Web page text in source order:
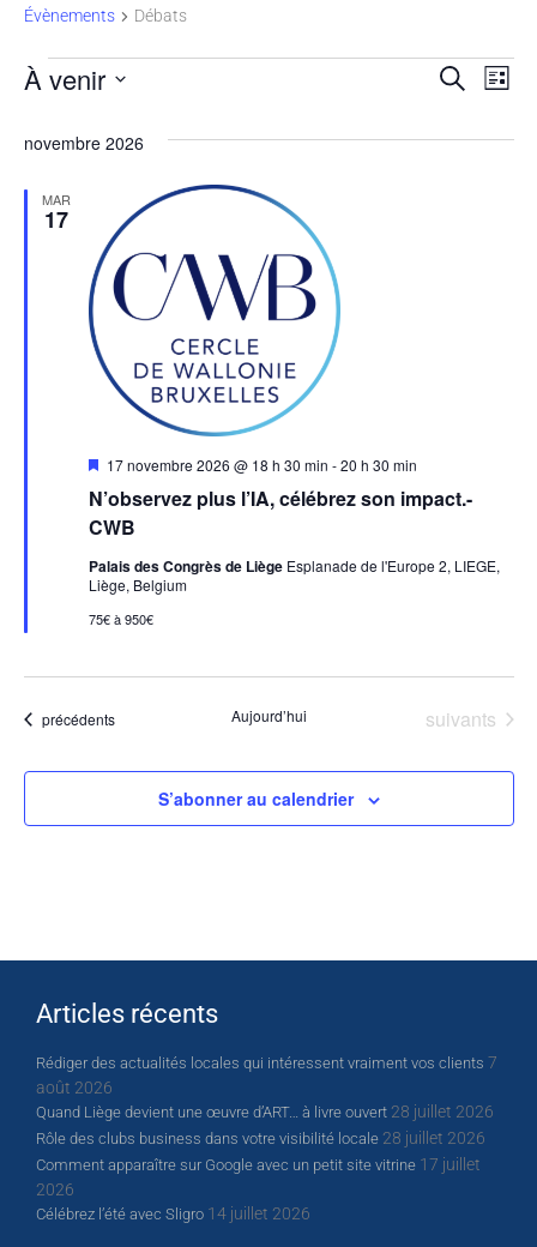
Évènements Débats
et
Recherche
Liste
À venir
une
novembre 2026
MAR
17
N’observez plus l’IA, célébrez son impact.-
CWB
Mis
avant
17 novembre 2026 @ 18 h 30 min -20 h 30 min
Palais des Congrès de Liège Esplanade de l'Europe 2, LIEGE,
Liège, Belgium
75€ à 950€
Évènements
précédents Aujourd’hui Évènements
suivants
S’abonner au calendrier
Articles récents
Rédiger des actualités locales qui intéressent vraiment vos clients 7
août 2026
Quand Liège devient une œuvre d’ART… à livre ouvert 28 juillet 2026
Rôle des clubs business dans votre visibilité locale 28 juillet 2026
Comment apparaître sur Google avec un petit site vitrine 17 juillet
2026
Célébrez l’été avec Sligro 14 juillet 2026